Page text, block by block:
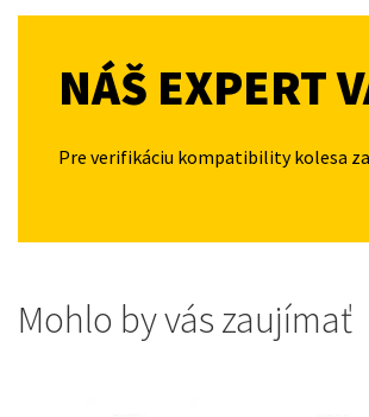
NÁŠ EXPERT
Pre verifikáciu kompatibility kolesa
Mohlo by vás zaujímať